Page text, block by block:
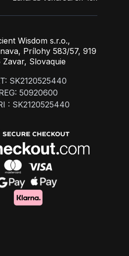
Wisdom s.r.o.,
Prílohy 583/57, 919
Zavar, Slovaquie
SK2120525440
50920600
: SK2120525440